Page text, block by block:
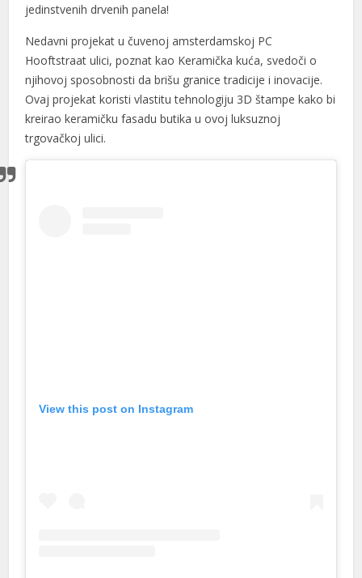
jedinstvenih drvenih panela!
Nedavni projekat u čuvenoj amsterdamskoj PC
Hooftstraat ulici, poznat kao Keramička kuća, svedoči o
njihovoj sposobnosti da brišu granice tradicije i inovacije.
Ovaj projekat koristi vlastitu tehnologiju 3D štampe kako bi
kreirao keramičku fasadu butika u ovoj luksuznoj
trgovačkoj ulici.
View this post on Instagram